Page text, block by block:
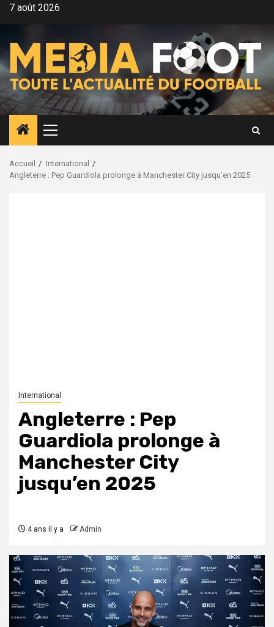
Aller7 août 2026
Menu
principal
Accueil
International
Angleterre : Pep Guardiola prolonge à Manchester City jusqu’en 2025
International
Angleterre : Pep
Guardiola prolonge à
Manchester City
jusqu’en 2025
4 ans il y a Admin